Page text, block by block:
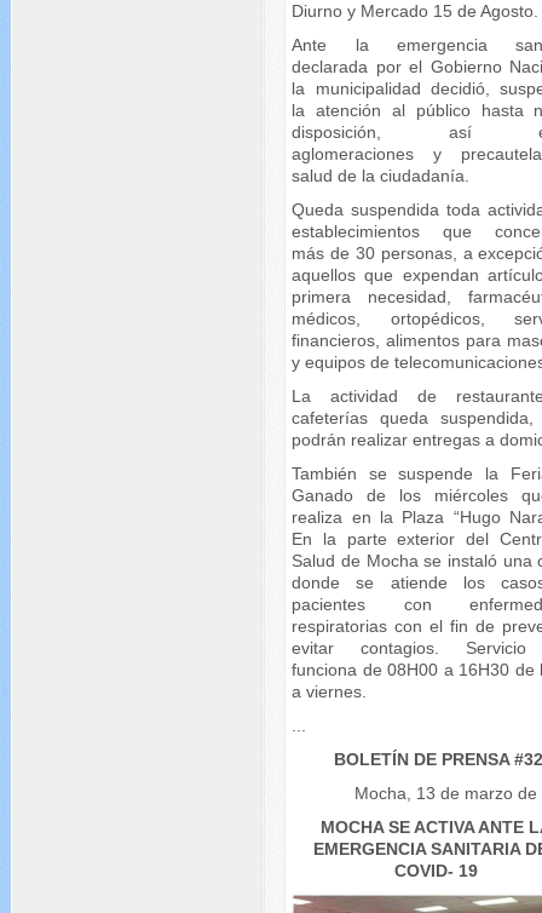
Diurno y Mercado 15 de Agosto.
Ante la emergencia
declarada por el Gobierno
la municipalidad decidió,
la atención al público hasta
disposición, así
aglomeraciones y
salud de la ciudadanía.
Queda suspendida toda
establecimientos que
más de 30 personas, a
aquellos que expendan
primera necesidad,
médicos, ortopédicos,
financieros, alimentos para
y equipos de
La actividad de
cafeterías queda suspendida,
podrán realizar entregas a
También se suspende la
Ganado de los miércoles
realiza en la Plaza “Hugo
En la parte exterior del
Salud de Mocha se instaló una
donde se atiende los
pacientes con
respiratorias con el fin de
evitar contagios. Servicio
funciona de 08H00 a 16H30 de
a viernes.
BOLETÍN DE PRENSA
Mocha, 13 de marzo de
MOCHA SE ACTIVA ANTE
EMERGENCIA SANITARIA
COVID- 19